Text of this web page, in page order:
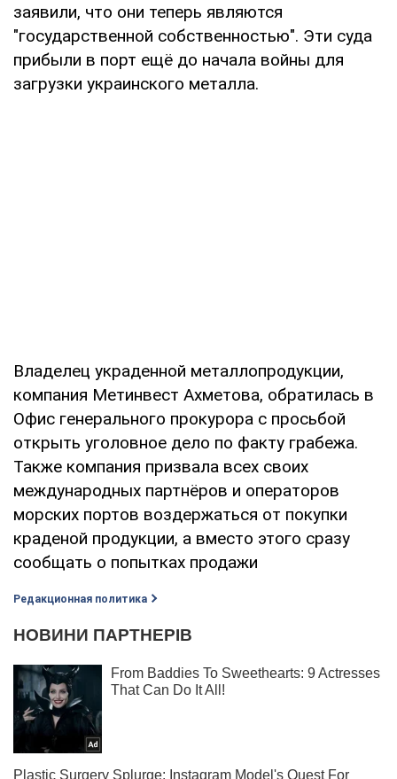
заявили, что они теперь являются
"государственной собственностью". Эти суда
прибыли в порт ещё до начала войны для
загрузки украинского металла.
Владелец украденной металлопродукции,
компания Метинвест Ахметова, обратилась в
Офис генерального прокурора с просьбой
открыть уголовное дело по факту грабежа.
Также компания призвала всех своих
международных партнёров и операторов
морских портов воздержаться от покупки
краденой продукции, а вместо этого сразу
сообщать о попытках продажи
Редакционная политика